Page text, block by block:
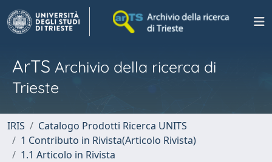
ArTS Archivio della ricerca di
Trieste
IRIS
Catalogo Prodotti Ricerca UNITS
1 Contributo in Rivista(Articolo Rivista)
1.1 Articolo in Rivista